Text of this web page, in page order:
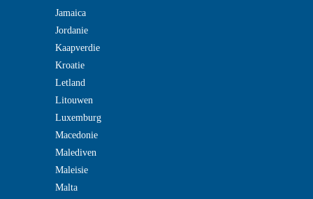
Jamaica
Jordanie
Kaapverdie
Kroatie
Letland
Litouwen
Luxemburg
Macedonie
Malediven
Maleisie
Malta